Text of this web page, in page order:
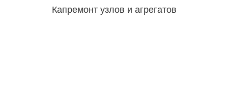
Капремонт узлов и агрегатов